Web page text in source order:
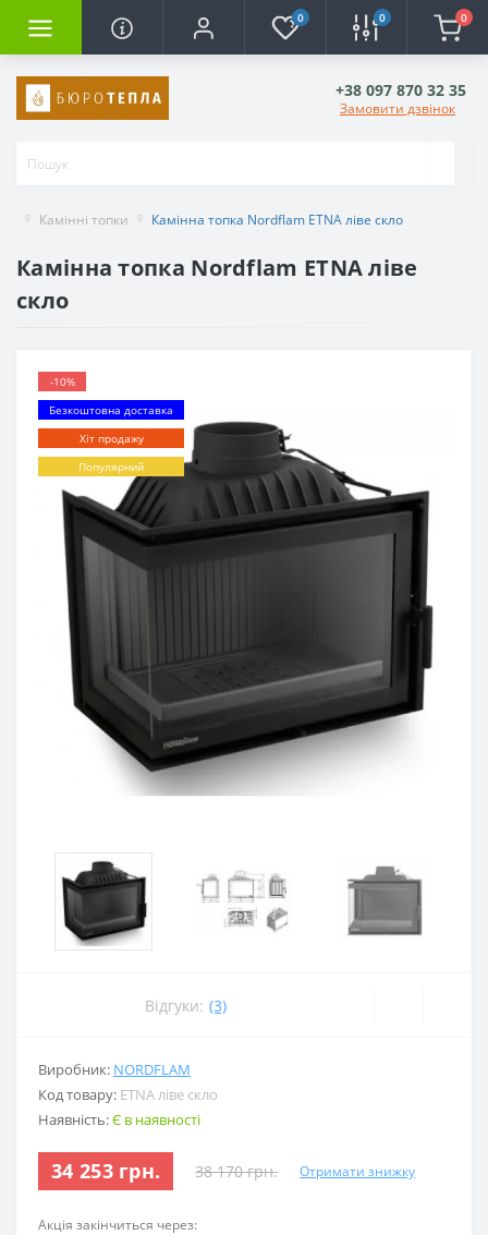
0 0 0
+38 097 870 32 35
Замовити дзвінок
Камінні топки Камінна топка Nordflam ETNA ліве скло
Камінна топка Nordflam ETNA ліве
скло
-10%
Безкоштовна доставка
Хіт продажу
Популярний
Відгуки: (3)
Виробник: NORDFLAM
Код товару: ETNA ліве скло
Наявність:Є в наявності
34 253 грн. 38 170 грн. Отримати знижку
Акція закінчиться через: